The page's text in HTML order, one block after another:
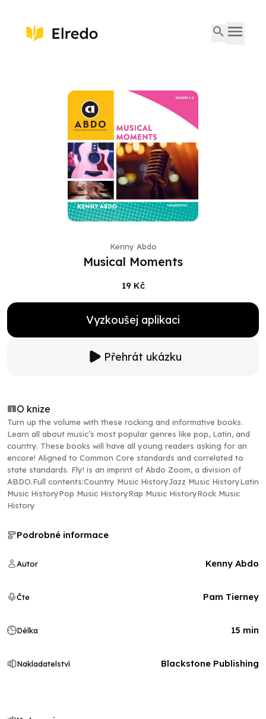
Kenny Abdo
Musical Moments
19 Kč
Vyzkoušej aplikaci
Přehrát ukázku
O knize
Turn up the volume with these rocking and informative books.
Learn all about music’s most popular genres like pop, Latin, and
country. These books will have all young readers asking for an
encore! Aligned to Common Core standards and correlated to
state standards. Fly! is an imprint of Abdo Zoom, a division of
ABDO.Full contents:Country Music HistoryJazz Music HistoryLatin
Music HistoryPop Music HistoryRap Music HistoryRock Music
History
Podrobné informace
Autor Kenny Abdo
Čte Pam Tierney
Délka 15 min
Nakladatelství Blackstone Publishing